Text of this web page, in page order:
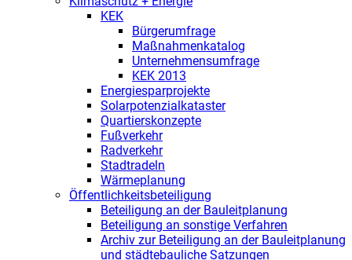
KEK
Bürgerumfrage
Maßnahmenkatalog
Unternehmensumfrage
KEK 2013
Energiesparprojekte
Solarpotenzialkataster
Quartierskonzepte
Fußverkehr
Radverkehr
Stadtradeln
Wärmeplanung
Öffentlichkeitsbeteiligung
Beteiligung an der Bauleitplanung
Beteiligung an sonstige Verfahren
Archiv zur Beteiligung an der Bauleitplanung
und städtebauliche Satzungen